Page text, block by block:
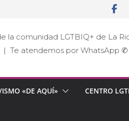
comunidad LGTBIQ+ de La
| Te atendemos por WhatsApp ✆
«DE AQUÍ» CENTRO